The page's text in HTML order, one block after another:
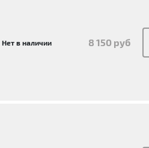
Нет в наличии 8 150 руб